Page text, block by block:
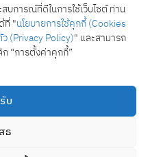
บการณ์ที่ดีในการใช้เว็บไซต์ ท่าน
ที่ "นโยบายการใช้คุกกี้ (Cookies
(Privacy Policy)" และสามารถ
“การตั้งค่าคุกกี้”
บ
ธ